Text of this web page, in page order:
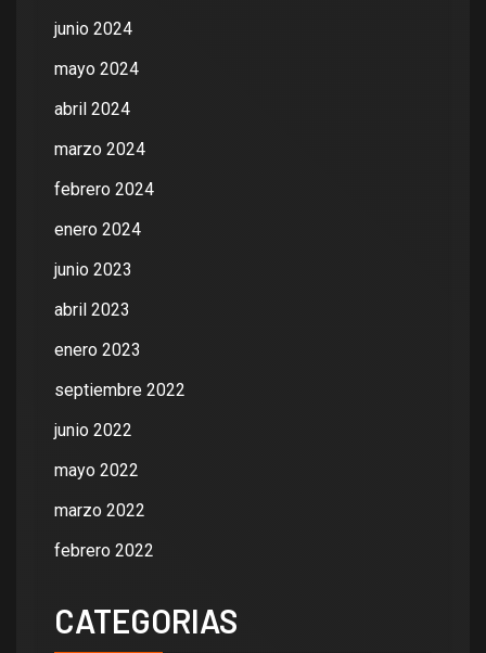
junio 2024
mayo 2024
abril 2024
marzo 2024
febrero 2024
enero 2024
junio 2023
abril 2023
enero 2023
septiembre 2022
junio 2022
mayo 2022
marzo 2022
febrero 2022
CATEGORIAS